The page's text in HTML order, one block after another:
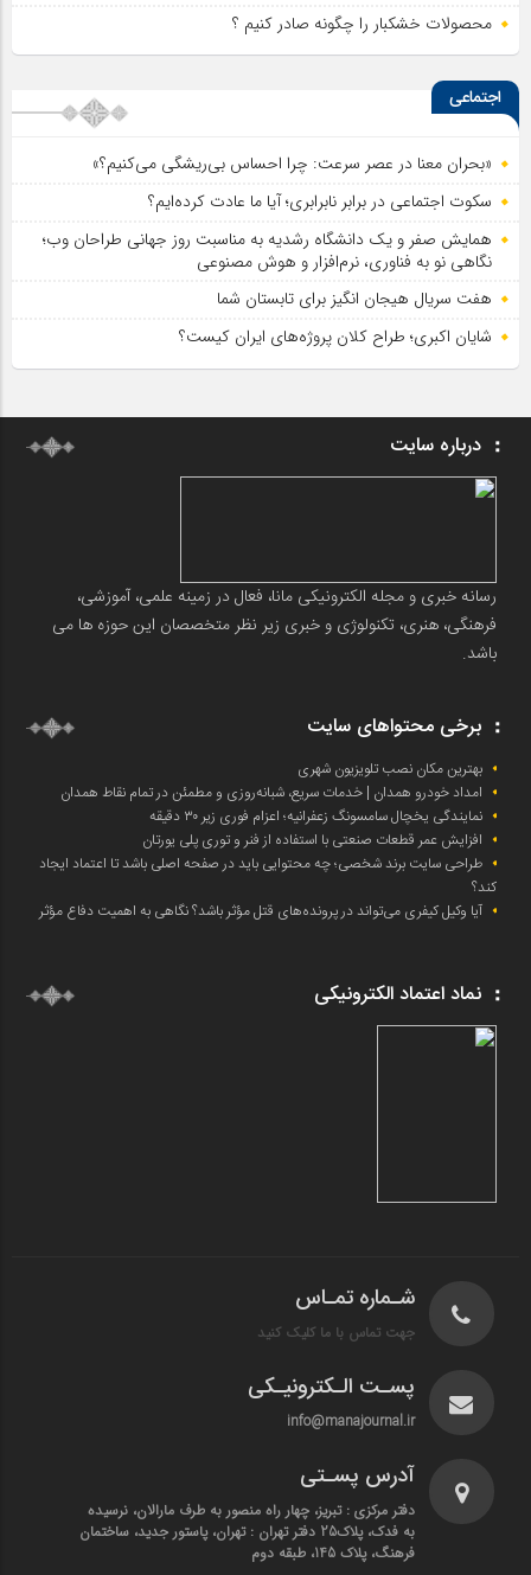
محصولات خشکبار را چگونه صادر کنیم ؟
اجتماعی
«بحران معنا در عصر سرعت: چرا احساس بی‌ریشگی می‌کنیم؟»
سکوت اجتماعی در برابر نابرابری؛ آیا ما عادت کرده‌ایم؟
همایش صفر و یک دانشگاه رشدیه به مناسبت روز جهانی طراحان وب؛
نگاهی نو به فناوری، نرم‌افزار و هوش مصنوعی
هفت سریال هیجان انگیز برای تابستان شما
شایان اکبری؛ طراح کلان پروژه‌های ایران کیست؟
درباره سایت
رسانه خبری و مجله الکترونیکی مانا، فعال در زمینه علمی، آموزشی،
فرهنگی، هنری، تکنولوژی و خبری زیر نظر متخصصان این حوزه ها می
باشد.
برخی محتواهای سایت
بهترین مکان نصب تلویزیون شهری
امداد خودرو همدان | خدمات سریع، شبانه‌روزی و مطمئن در تمام نقاط همدان
نمایندگی یخچال سامسونگ زعفرانیه؛ اعزام فوری زیر ۳۰ دقیقه
افزایش عمر قطعات صنعتی با استفاده از فنر و توری پلی یورتان
طراحی سایت برند شخصی؛ چه محتوایی باید در صفحه اصلی باشد تا اعتماد ایجاد
کند؟
آیا وکیل کیفری می‌تواند در پرونده‌های قتل مؤثر باشد؟ نگاهی به اهمیت دفاع مؤثر
نماد اعتماد الکترونیکی
شـماره تمـاس
جهت تماس با ما کلیک کنید
پسـت الـکترونیـکی
info@manajournal.ir
آدرس پسـتی
دفتر مرکزی : تبریز، چهار راه منصور به طرف مارالان، نرسیده
به فدک، پلاک25 دفتر تهران : تهران، پاستور جدید، ساختمان
فرهنگ، پلاک 145، طبقه دوم